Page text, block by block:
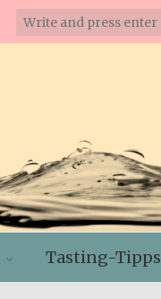
Tasting-Tipps